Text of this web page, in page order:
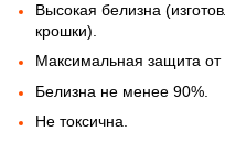
Высокая белизна
крошки).
Максимальная защита от
Белизна не менее 90%.
Не токсична.